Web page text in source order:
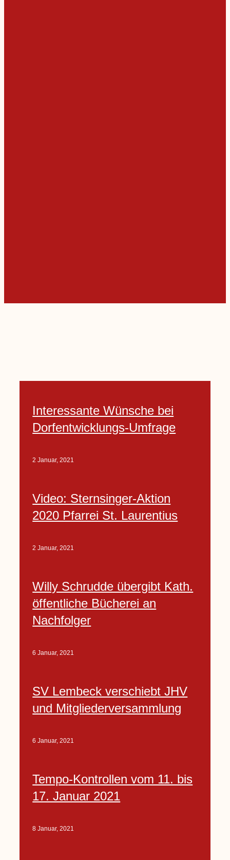
Interessante Wünsche bei
Dorfentwicklungs-Umfrage
2 Januar, 2021
Video: Sternsinger-Aktion
2020 Pfarrei St. Laurentius
2 Januar, 2021
Willy Schrudde übergibt Kath.
öffentliche Bücherei an
Nachfolger
6 Januar, 2021
SV Lembeck verschiebt JHV
und Mitgliederversammlung
6 Januar, 2021
Tempo-Kontrollen vom 11. bis
17. Januar 2021
8 Januar, 2021